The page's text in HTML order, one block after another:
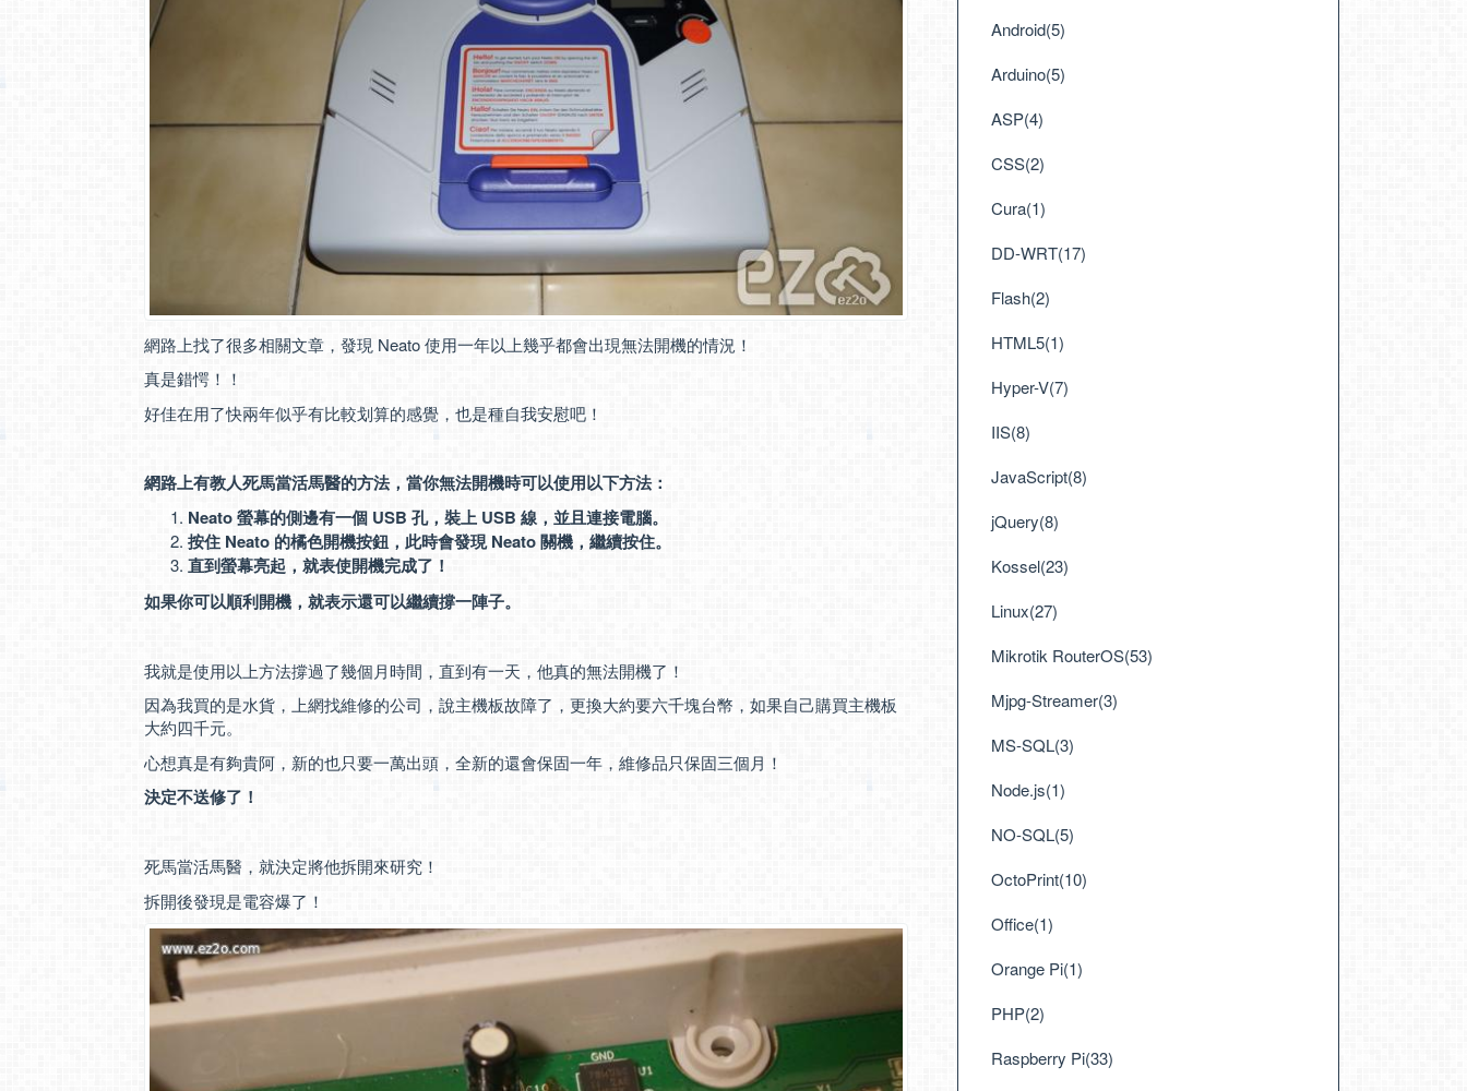
網路上找了很多相關文章，發現 Neato 使用一年以上幾乎都會出現無法開機的情況！
真是錯愕！！
好佳在用了快兩年似乎有比較划算的感覺，也是種自我安慰吧！
網路上有教人死馬當活馬醫的方法，當你無法開機時可以使用以下方法：
Neato 螢幕的側邊有一個 USB 孔，裝上 USB 線，並且連接電腦。
按住 Neato 的橘色開機按鈕，此時會發現 Neato 關機，繼續按住。
直到螢幕亮起，就表使開機完成了！
如果你可以順利開機，就表示還可以繼續撐一陣子。
我就是使用以上方法撐過了幾個月時間，直到有一天，他真的無法開機了！
因為我買的是水貨，上網找維修的公司，說主機板故障了，更換大約要六千塊台幣，如果自己購買主機板
大約四千元。
心想真是有夠貴阿，新的也只要一萬出頭，全新的還會保固一年，維修品只保固三個月！
決定不送修了！
死馬當活馬醫，就決定將他拆開來研究！
拆開後發現是電容爆了！
Android(5)
Arduino(5)
ASP(4)
CSS(2)
Cura(1)
DD-WRT(17)
Flash(2)
HTML5(1)
Hyper-V(7)
IIS(8)
JavaScript(8)
jQuery(8)
Kossel(23)
Linux(27)
Mikrotik RouterOS(53)
Mjpg-Streamer(3)
MS-SQL(3)
Node.js(1)
NO-SQL(5)
OctoPrint(10)
Office(1)
Orange Pi(1)
PHP(2)
Raspberry Pi(33)